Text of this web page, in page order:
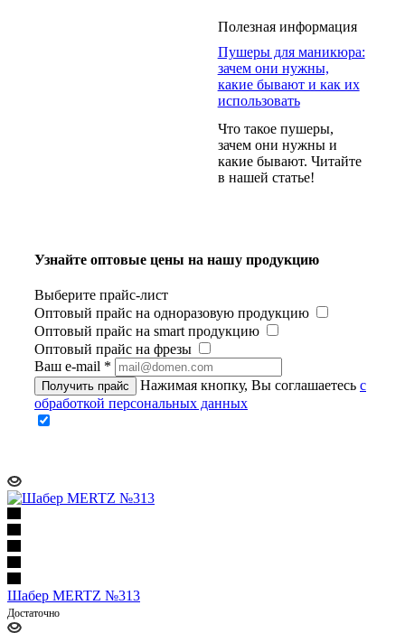
Полезная информация
Пушеры для маникюра:
зачем они нужны,
какие бывают и как их
использовать
Что такое пушеры,
зачем они нужны и
какие бывают. Читайте
в нашей статье!
Узнайте оптовые цены на нашу продукцию
Выберите прайс-лист
Оптовый прайс на одноразовую продукцию
Оптовый прайс на smart продукцию
Оптовый прайс на фрезы
Ваш e-mail *
Получить прайс Нажимая кнопку, Вы соглашаетесь с
обработкой персональных данных
Шабер MERTZ №313
Достаточно